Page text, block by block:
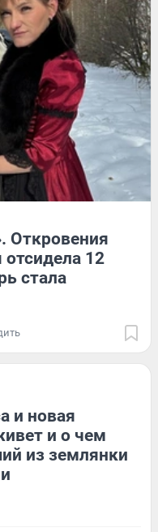
Откровения
12
стала
и новая
и о чем
из землянки